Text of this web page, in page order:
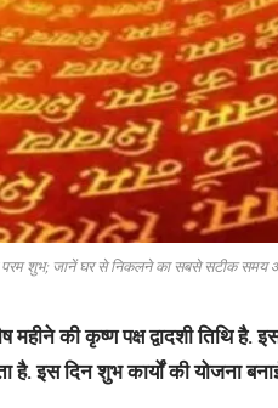
परम शुभ; जानें घर से निकलने का सबसे सटीक समय
की कृष्ण पक्ष द्वादशी तिथि है.
है. इस दिन शुभ कार्यों की योजना